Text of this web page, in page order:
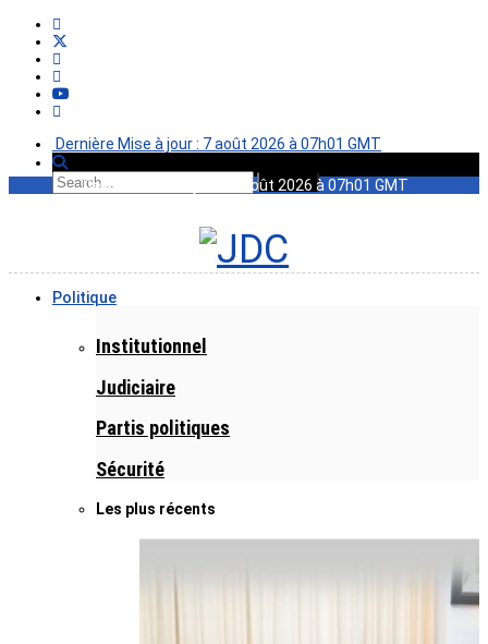
Dernière Mise à jour : 7 août 2026 à 07h01 GMT
Dernière Mise à jour : 7 août 2026 à 07h01 GMT
Politique
Institutionnel
Judiciaire
Partis politiques
Sécurité
Les plus récents